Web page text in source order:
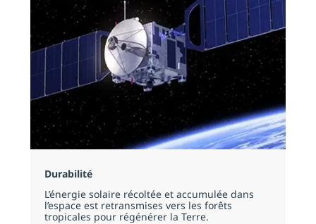
Durabilité
L’énergie solaire récoltée et accumulée dans
l’espace est retransmises vers les forêts
tropicales pour régénérer la Terre.